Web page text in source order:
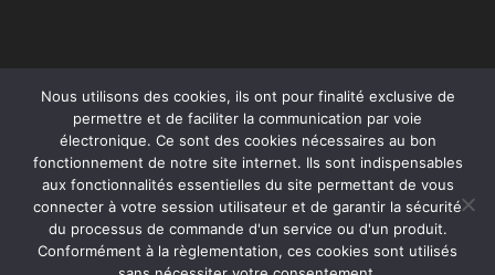
Partenaires
Vous trouverez à la même adresse le
salon de coiffure New Look Hair.
Découvrez les prestations et tarifs sur
www.newlookhair.fr
Nous utilisons des cookies, ils ont pour finalité exclusive de
permettre et de faciliter la communication par voie
électronique. Ce sont des cookies nécessaires au bon
fonctionnement de notre site internet. Ils sont indispensables
aux fonctionnalités essentielles du site permettant de vous
connecter à votre session utilisateur et de garantir la sécurité
du processus de commande d'un service ou d'un produit.
Conformément à la règlementation, ces cookies sont utilisés